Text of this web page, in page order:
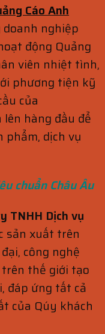
Cáo Anh
nghiệp
động Quảng
viên nhiệt tình,
phương tiện kỹ
của
hàng đầu để
dịch vụ
chuẩn Châu Âu
TNHH Dịch vụ
sản xuất trên
công nghệ
thế giới tạo
đáp ứng tất cả
của Qúy khách